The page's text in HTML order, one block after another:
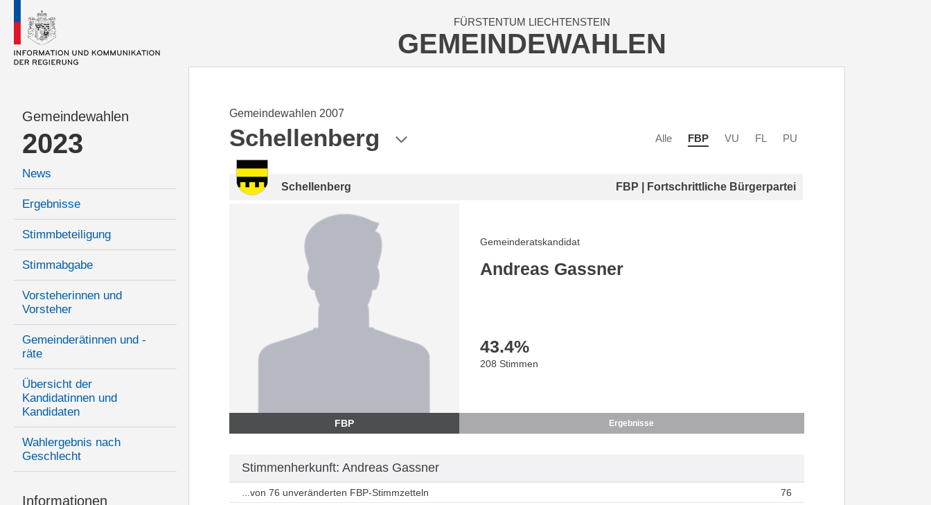
FÜRSTENTUM LIECHTENSTEIN
GEMEINDEWAHLEN
Gemeindewahlen
2023
News
Ergebnisse
Stimmbeteiligung
Stimmabgabe
Vorsteherinnen und
Vorsteher
Gemeinderätinnen und -
räte
Übersicht der
Kandidatinnen und
Kandidaten
Wahlergebnis nach
Geschlecht
Informationen
Gemeindewahlen 2007
Schellenberg Alle FBP VU FL PU
Schellenberg FBP | Fortschrittliche Bürgerpartei
FBP
Gemeinderatskandidat
Andreas Gassner
43.4%
208 Stimmen
Ergebnisse
Stimmenherkunft: Andreas Gassner
...von 76 unveränderten FBP-Stimmzetteln
76